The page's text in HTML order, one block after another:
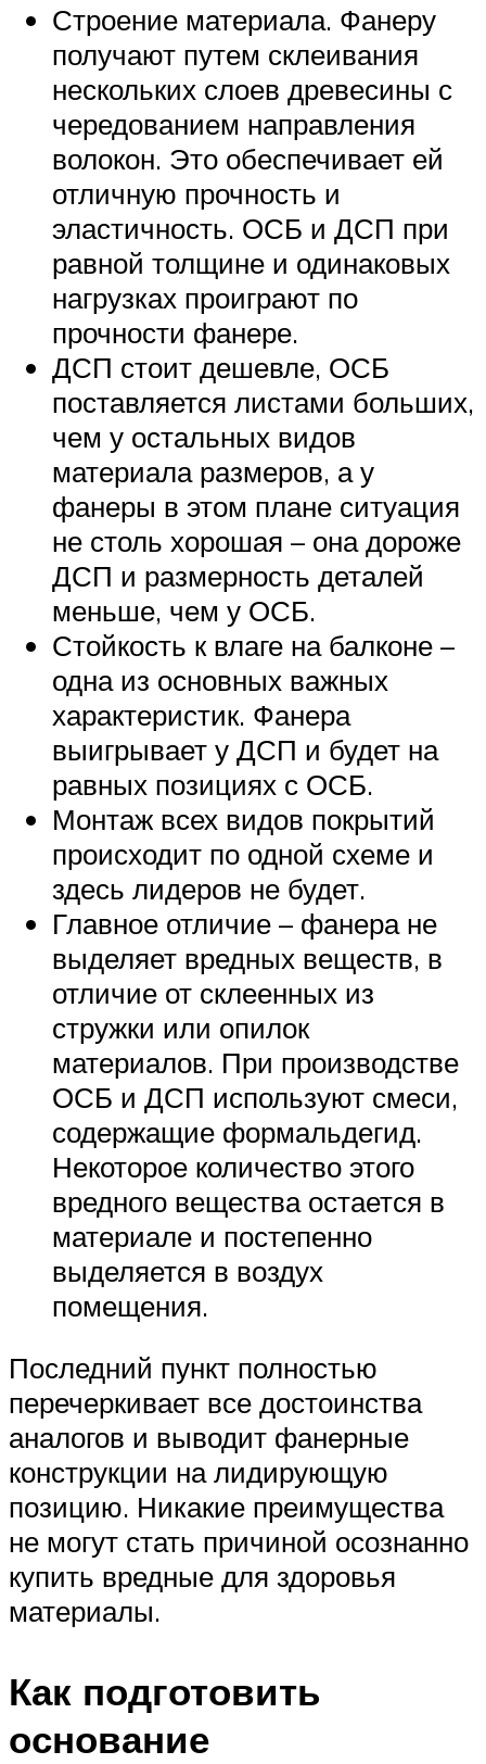
Строение материала. Фанеру
получают путем склеивания
нескольких слоев древесины с
чередованием направления
волокон. Это обеспечивает ей
отличную прочность и
эластичность. ОСБ и ДСП при
равной толщине и одинаковых
нагрузках проиграют по
прочности фанере.
ДСП стоит дешевле, ОСБ
поставляется листами больших,
чем у остальных видов
материала размеров, а у
фанеры в этом плане ситуация
не столь хорошая – она дороже
ДСП и размерность деталей
меньше, чем у ОСБ.
Стойкость к влаге на балконе –
одна из основных важных
характеристик. Фанера
выигрывает у ДСП и будет на
равных позициях с ОСБ.
Монтаж всех видов покрытий
происходит по одной схеме и
здесь лидеров не будет.
Главное отличие – фанера не
выделяет вредных веществ, в
отличие от склеенных из
стружки или опилок
материалов. При производстве
ОСБ и ДСП используют смеси,
содержащие формальдегид.
Некоторое количество этого
вредного вещества остается в
материале и постепенно
выделяется в воздух
помещения.
Последний пункт полностью
перечеркивает все достоинства
аналогов и выводит фанерные
конструкции на лидирующую
позицию. Никакие преимущества
не могут стать причиной осознанно
купить вредные для здоровья
материалы.
Как подготовить
основание